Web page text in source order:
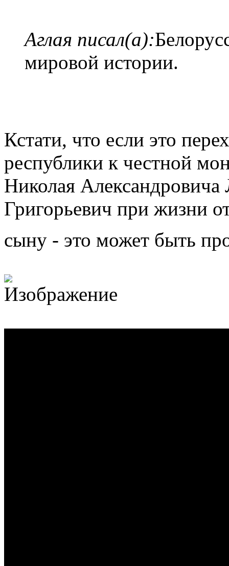
Аглая писал(а):
мировой истории.
Кстати, что если это
республики к честной
Николая
Григорьевич при жизни
сыну - это может быть